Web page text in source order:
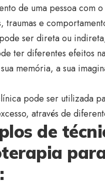
de uma pessoa com
traumas e
ser direta ou
ter diferentes efeitos
memória, a sua
pode ser utilizada
através de
de